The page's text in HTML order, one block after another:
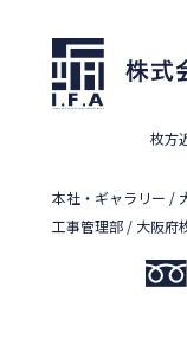
枚方
本社・ギャラリー /
工事管理部 / 大阪府